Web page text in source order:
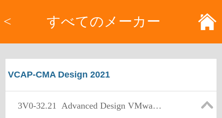
< すべてのメーカー
VCAP-CMA Design 2021
3V0-32.21 Advanced Design VMware Cloud Management and Automation